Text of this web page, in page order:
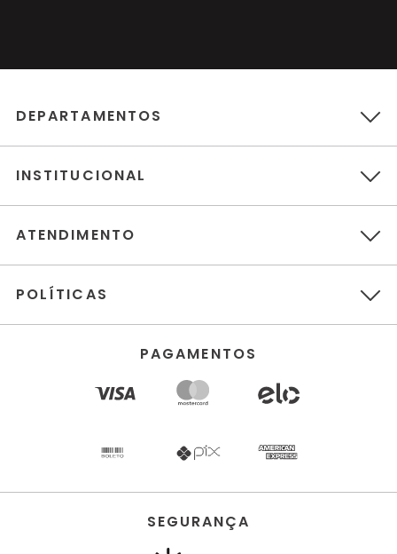
DEPARTAMENTOS
INSTITUCIONAL
ATENDIMENTO
POLÍTICAS
PAGAMENTOS
SEGURANÇA